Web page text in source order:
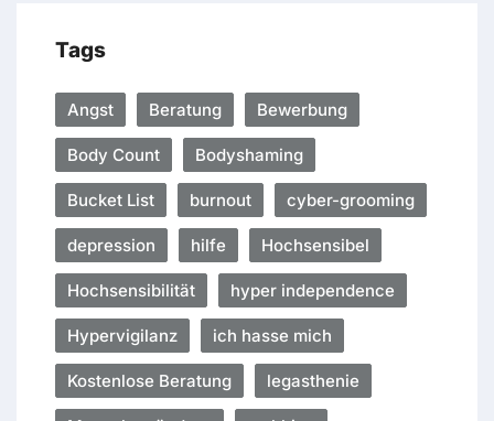
Tags
Angst Beratung Bewerbung
Body Count Bodyshaming
Bucket List burnout cyber-grooming
depression hilfe Hochsensibel
Hochsensibilität hyper independence
Hypervigilanz ich hasse mich
Kostenlose Beratung legasthenie